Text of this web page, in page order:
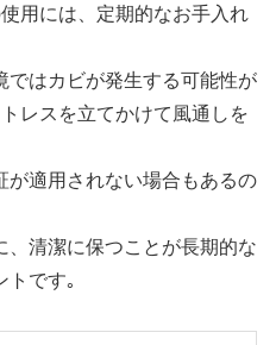
用には、定期的なお手入れ
ではカビが発生する可能性が
レスを立てかけて風通しを
が適用されない場合もあるの
清潔に保つことが長期的な
トです｡